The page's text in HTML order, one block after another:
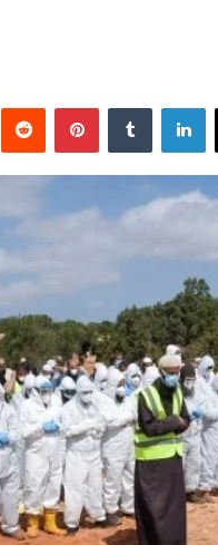
‫X لينكدإن ‏Tumblr بينتيريست ‏Reddit